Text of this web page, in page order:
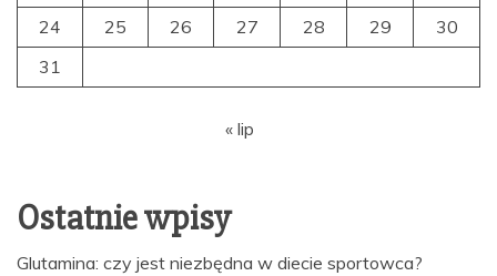
24
25 26 27 28 29
30
31
« lip
Ostatnie wpisy
Glutamina: czy jest niezbędna w diecie sportowca?